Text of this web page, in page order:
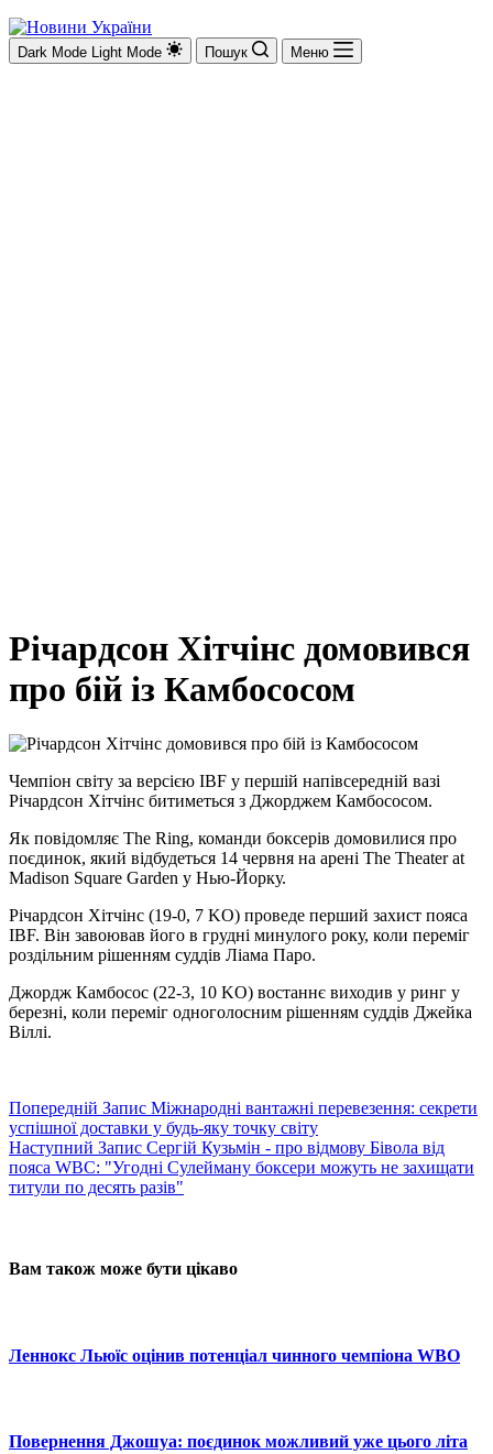
Dark Mode Light Mode Пошук Меню
Річардсон Хітчінс домовився
про бій із Камбососом
Чемпіон світу за версією IBF у першій напівсередній вазі
Річардсон Хітчінс битиметься з Джорджем Камбососом.
Як повідомляє The Ring, команди боксерів домовилися про
поєдинок, який відбудеться 14 червня на арені The Theater at
Madison Square Garden у Нью-Йорку.
Річардсон Хітчінс (19-0, 7 KO) проведе перший захист пояса
IBF. Він завоював його в грудні минулого року, коли переміг
роздільним рішенням суддів Ліама Паро.
Джордж Камбосос (22-3, 10 KO) востаннє виходив у ринг у
березні, коли переміг одноголосним рішенням суддів Джейка
Віллі.
Попередній Запис Міжнародні вантажні перевезення: секрети
успішної доставки у будь-яку точку світу
Наступний Запис Сергій Кузьмін - про відмову Бівола від
пояса WBC: "Угодні Сулейману боксери можуть не захищати
титули по десять разів"
Вам також може бути цікаво
Леннокс Льюїс оцінив потенціал чинного чемпіона WBO
Повернення Джошуа: поєдинок можливий уже цього літа